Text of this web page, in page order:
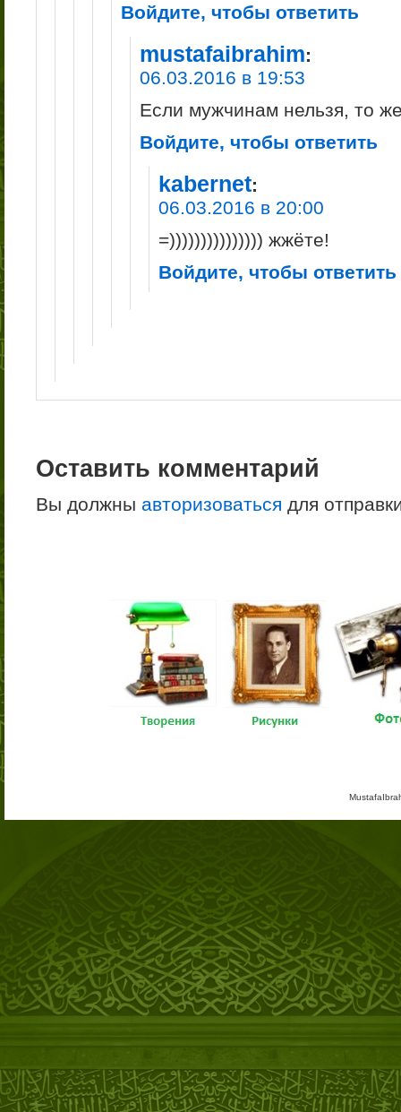
Войдите, чтобы ответить
mustafaibrahim:
06.03.2016 в 19:53
Если мужчинам нельзя, то
Войдите, чтобы ответить
kabernet:
06.03.2016 в 20:00
=))))))))))))))) жжёте!
Войдите, чтобы ответить
Оставить комментарий
Вы должны авторизоваться для